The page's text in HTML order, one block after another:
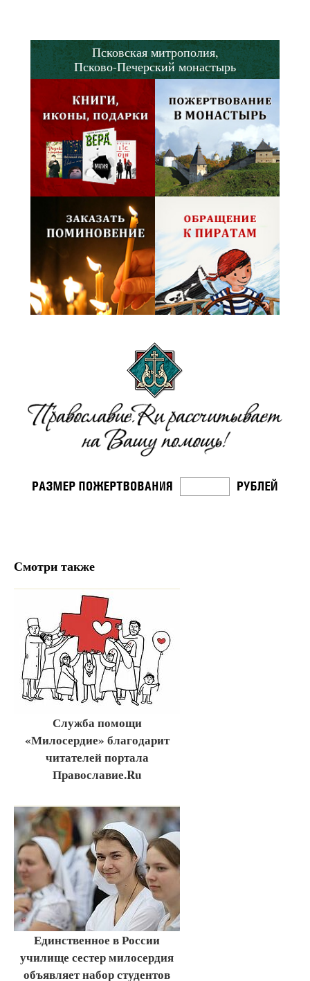
Псковская митрополия,
Псково-Печерский монастырь
Смотри также
Служба помощи
«Милосердие» благодарит
читателей портала
Православие.Ru
Единственное в России
училище сестер милосердия
объявляет набор студентов